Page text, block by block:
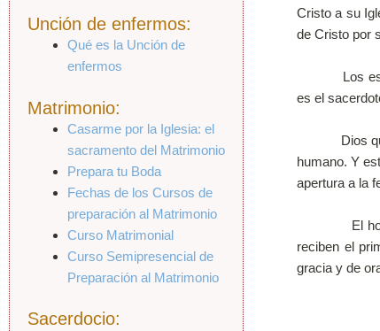
Unción de enfermos:
Qué es la Unción de
enfermos
Matrimonio:
Casarme por la Iglesia: el
sacramento del Matrimonio
Prepara tu Boda
Fechas de los Cursos de
preparación al Matrimonio
Curso Matrimonial
Curso Semipresencial de
Preparación al Matrimonio
Sacerdocio:
Cristo a su
de Cristo por
Los
es el
Dios que
humano. Y
apertura a la
El hogar
reciben el
gracia y de